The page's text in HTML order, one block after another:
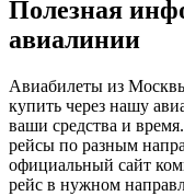
Полезная
авиалинии
Авиабилеты из
купить через нашу
ваши средства и
рейсы по разным
официальный сайт
рейс в нужном